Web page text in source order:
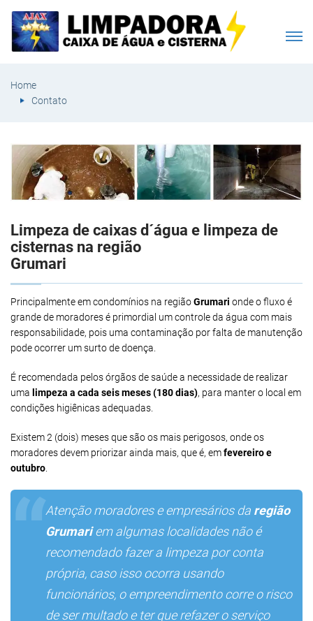
Home
Contato
Limpeza de caixas d´água e limpeza de
cisternas na região
Grumari
Principalmente em condomínios na regiãoGrumari onde o fluxo é
grande de moradores é primordial um controle da água com mais
responsabilidade, pois uma contaminação por falta de manutenção
pode ocorrer um surto de doença.
É recomendada pelos órgãos de saúde a necessidade de realizar
uma limpeza a cada seis meses (180 dias), para manter o local em
condições higiênicas adequadas.
Existem 2 (dois) meses que são os mais perigosos, onde os
moradores devem priorizar ainda mais, que é, emfevereiro e
outubro
Atenção moradores e empresários da região
Grumariem algumas localidades não é
recomendado fazer a limpeza por conta
própria, caso isso ocorra usando
funcionários, o empreendimento corre o risco
de ser multado e ter que refazer o serviço